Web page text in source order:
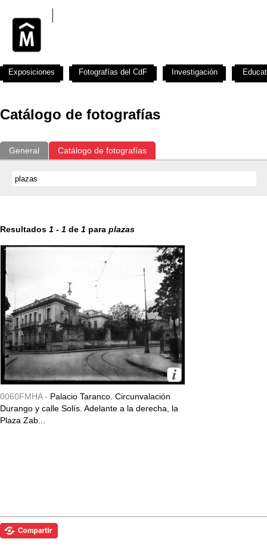
Catálogo de fotografías
General Catálogo de fotografías
Resultados 1 - 1 de 1 para plazas
0060FMHA - Palacio Taranco. Circunvalación
Durango y calle Solís. Adelante a la derecha, la
Plaza Zab...
Exposiciones Fotografías del CdF Investigación